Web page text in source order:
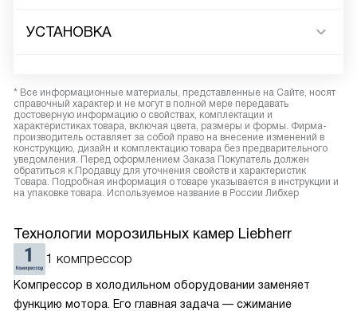
УСТАНОВКА
* Все информационные материалы, представленные на Сайте, носят
справочный характер и не могут в полной мере передавать
достоверную информацию о свойствах, комплектации и
характеристиках товара, включая цвета, размеры и формы. Фирма-
производитель оставляет за собой право на внесение изменений в
конструкцию, дизайн и комплектацию товара без предварительного
уведомления. Перед оформлением Заказа Покупатель должен
обратиться к Продавцу для уточнения свойств и характеристик
Товара. Подробная информация о товаре указывается в инструкции и
на упаковке товара. Используемое название в России Либхер
Технологии морозильных камер Liebherr
1 компрессор
Компрессор в холодильном оборудовании заменяет
функцию мотора. Его главная задача — сжимание